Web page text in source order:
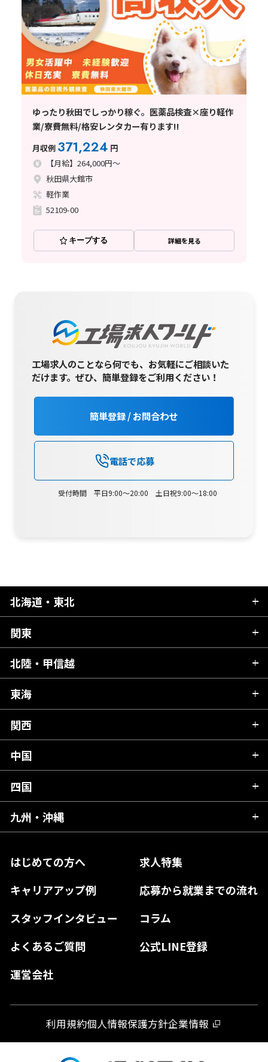
ゆったり秋田でしっかり稼ぐ。医薬品検査×座り軽作
業/寮費無料/格安レンタカー有ります!!
月収例 371,224 円
【月給】264,000円～
秋田県大館市
軽作業
52109-00
キープする 詳細を見る
工場求人のことなら何でも、お気軽にご相談いた
だけます。ぜひ、簡単登録をご利用ください！
簡単登録 / お問合わせ
電話で応募
受付時間 平日9:00～20:00 土日祝9:00～18:00
はじめての方へ
求人特集
キャリアアップ例
応募から就業までの流れ
スタッフインタビュー
コラム
よくあるご質問
公式LINE登録
運営会社
北海道・東北
北海道
青森県
秋田県
岩手県
宮城県
福島県
関東
茨城県
栃木県
群馬県
千葉県
東京都
神奈川県
北陸・甲信越
新潟県
富山県
石川県
山梨県
長野県
東海
岐阜県
静岡県
愛知県
関西
滋賀県
京都府
大阪府
奈良県
和歌山県
中国
広島県
岡山県
島根県
山口県
四国
愛媛県
徳島県
九州・沖縄
熊本県
宮崎県
鹿児島県
利用規約個人情報保護方針企業情報